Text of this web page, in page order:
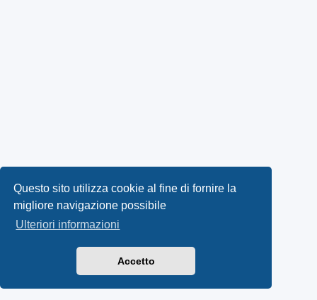
Questo sito utilizza cookie al fine di fornire la
migliore navigazione possibile
Ulteriori informazioni
Accetto